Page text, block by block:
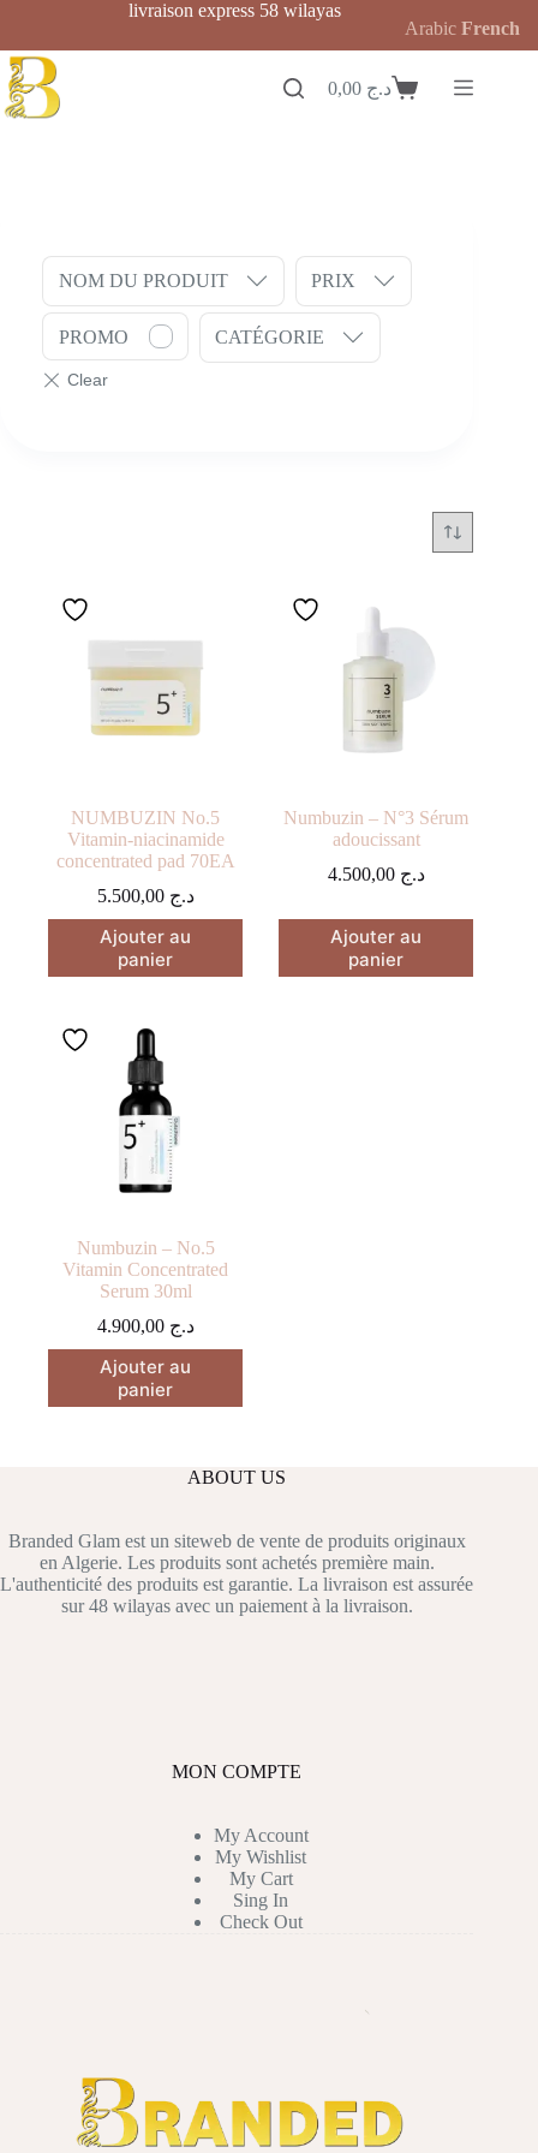
contenu
livraison express 58 wilayas
Panierد.ج
NUMBUZIN No.5
Vitamin-niacinamide
concentrated pad 70EA
د.ج 5.500,00
Ajouter au
panier
Numbuzin – N°3 Sérum
adoucissant
د.ج 4.500,00
Ajouter au
panier
Numbuzin – No.5
Vitamin Concentrated
Serum 30ml
د.ج 4.900,00
Ajouter au
panier
NOM DU PRODUIT PRIX
PROMO CATÉGORIE
ABOUT US
Branded Glam est un siteweb de vente de produits originaux
en Algerie. Les produits sont achetés première main.
L'authenticité des produits est garantie. La livraison est assurée
sur 48 wilayas avec un paiement à la livraison.
MON COMPTE
My Account
My Wishlist
My Cart
Sing In
Check Out
Arabic French